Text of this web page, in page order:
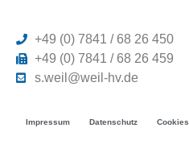
+49 (0) 7841 / 68 26 450
+49 (0) 7841 / 68 26 459
s.weil@weil-hv.de
Impressum Datenschutz Cookies